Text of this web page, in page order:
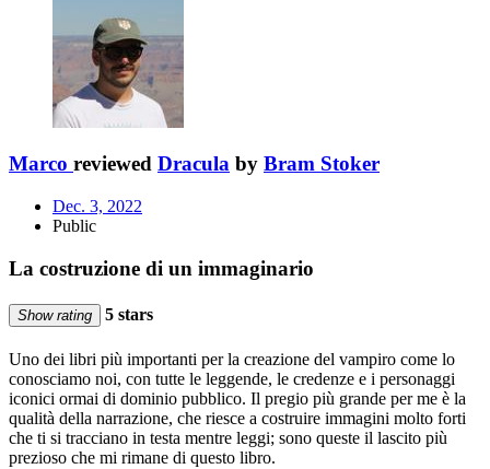
Marco reviewed Dracula by Bram Stoker
Dec. 3, 2022
Public
La costruzione di un immaginario
Show rating 5 stars
Uno dei libri più importanti per la creazione del vampiro come lo
conosciamo noi, con tutte le leggende, le credenze e i personaggi
iconici ormai di dominio pubblico. Il pregio più grande per me è la
qualità della narrazione, che riesce a costruire immagini molto forti
che ti si tracciano in testa mentre leggi; sono queste il lascito più
prezioso che mi rimane di questo libro.